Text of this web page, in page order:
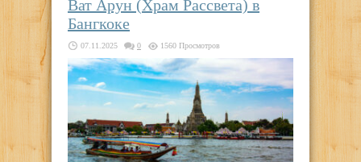
Ват Арун (Храм Рассвета) в
Бангкоке
07.11.2025 0 1560 Просмотров